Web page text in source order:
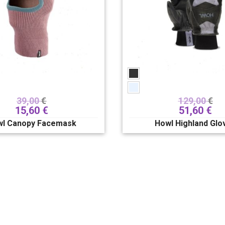
39,00€
15,60 €
Canopy Facemask
129,00€
51,60 €
Howl Highland